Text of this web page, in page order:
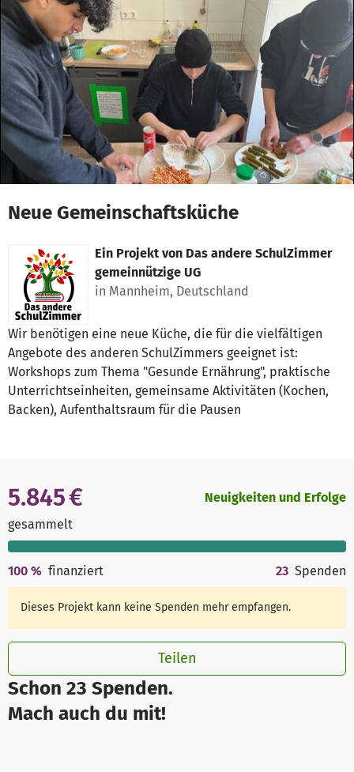
Zum Hauptinhalt springen
Erklärung zur Barrierefreiheit anzeigen
Neue Gemeinschaftsküche
Ein Projekt von Das andere SchulZimmer
gemeinnützige UG
in Mannheim, Deutschland
Wir benötigen eine neue Küche, die für die vielfältigen
Angebote des anderen SchulZimmers geeignet ist:
Workshops zum Thema "Gesunde Ernährung", praktische
Unterrichtseinheiten, gemeinsame Aktivitäten (Kochen,
Backen), Aufenthaltsraum für die Pausen
Schon 23 Spenden.
Mach auch du mit!
5.845 €
gesammelt
Neuigkeiten und Erfolge
100 % finanziert 23 Spenden
Dieses Projekt kann keine Spenden mehr empfangen.
Teilen